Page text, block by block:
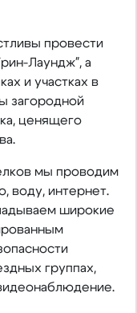
провести
Лаундж", а
и участках в
загородной
ценящего
мы проводим
воду, интернет.
широкие
группах,